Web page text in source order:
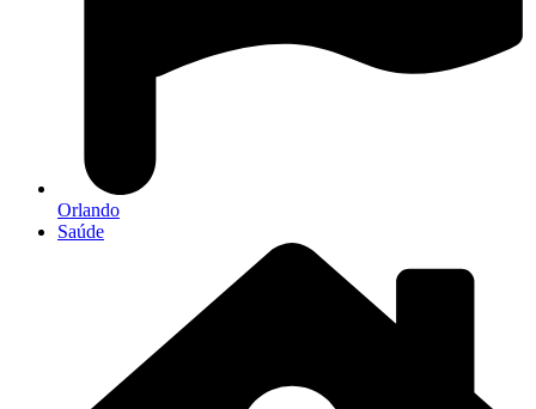
Orlando
Saúde